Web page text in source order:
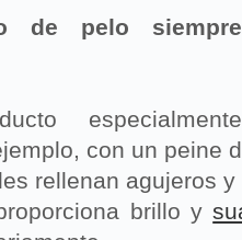
de pelo
con un peine
rellenan agujeros
brillo y